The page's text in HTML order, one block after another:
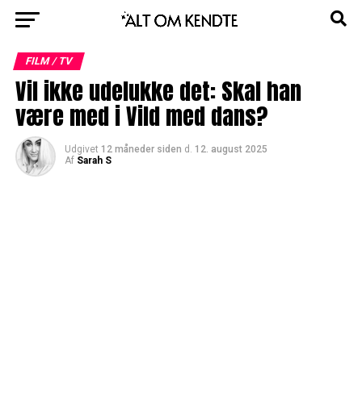
FILM / TV
Vil ikke udelukke det: Skal han
være med i Vild med dans?
Udgivet 12 måneder siden d. 12. august 2025
Af Sarah S